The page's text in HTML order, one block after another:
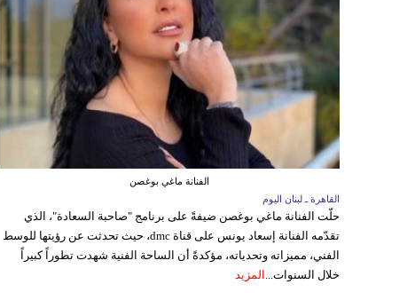
الفنانة ماغي بوغصن
القاهرة ـ لبنان اليوم
حلّت الفنانة ماغي بوغصن ضيفةً على برنامج "صاحبة السعادة"، الذي
تقدّمه الفنانة إسعاد يونس على قناة dmc، حيث تحدثت عن رؤيتها للوسط
الفني، مميزاته وتحدياته، مؤكدةً أن الساحة الفنية شهدت تطوراً كبيراً
خلال السنوات... المزيد